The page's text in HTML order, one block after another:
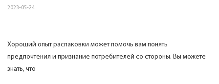
2023-05-24
Хороший опыт распаковки может помочь вам понять
предпочтения и признание потребителей со стороны. Вы можете
знать, что